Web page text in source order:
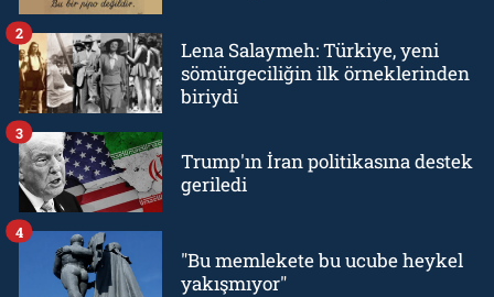
Lena Salaymeh: Türkiye, yeni
sömürgeciliğin ilk örneklerinden
biriydi
2
Trump'ın İran politikasına destek
geriledi
3
"Bu memlekete bu ucube heykel
yakışmıyor"
4